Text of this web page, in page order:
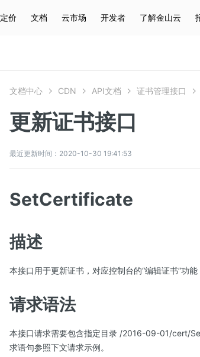
定价 文档 云市场 开发者 了解金山云
文档中心 CDN API文档 证书管理接口
更新证书接口
最近更新时间：2020-10-30 19:41:53
SetCertificate
描述
本接口用于更新证书，对应控制台的“编辑证书”功能
请求语法
本接口请求需要包含指定目录 /2016-09-01/cert/
求语句参照下文请求示例。